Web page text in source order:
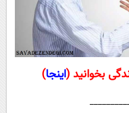
بخوانید (اینجا)